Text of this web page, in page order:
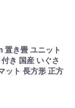
置き畳 ユニット
き 国産 いぐさ
ット 長方形 正方